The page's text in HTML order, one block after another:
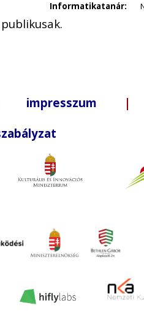
Informatikatanár:
impresszum |